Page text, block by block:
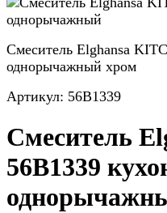
Смеситель Elghansa
однорычажный хром
Артикул: 56B1339
Смеситель
56B1339